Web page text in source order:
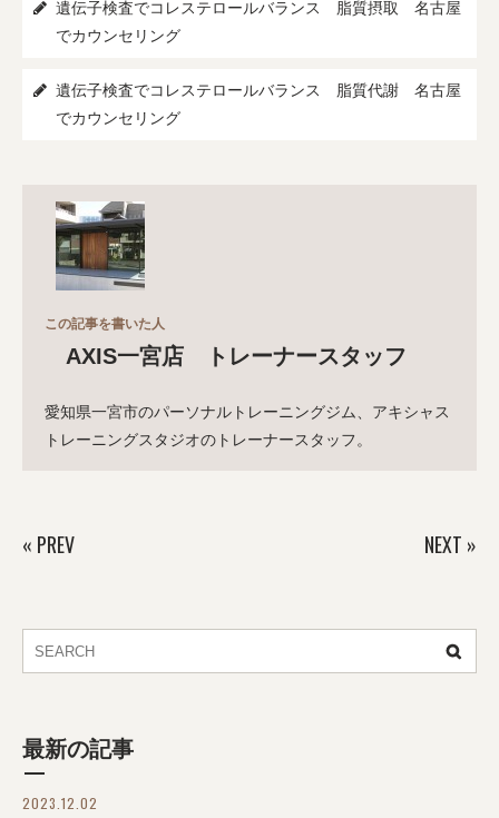
遺伝子検査でコレステロールバランス 脂質摂取 名古屋
でカウンセリング
遺伝子検査でコレステロールバランス 脂質代謝 名古屋
でカウンセリング
この記事を書いた人
AXIS一宮店 トレーナースタッフ
愛知県一宮市のパーソナルトレーニングジム、アキシャス
トレーニングスタジオのトレーナースタッフ。
« PREV NEXT »
最新の記事
2023.12.02